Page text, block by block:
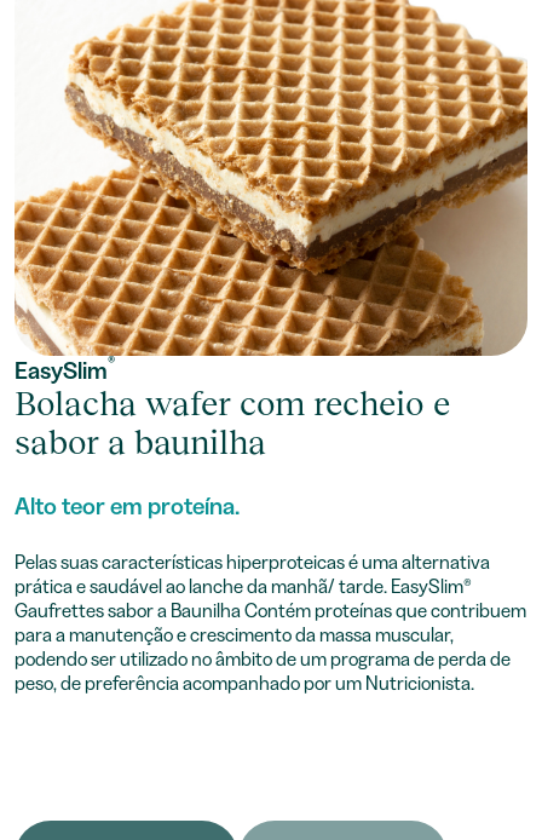
EasySlim®
Bolacha wafer com recheio e
sabor a baunilha
Alto teor em proteína.
Pelas suas características hiperproteicas é uma alternativa
prática e saudável ao lanche da manhã/ tarde. EasySlim®
Gaufrettes sabor a Baunilha Contém proteínas que contribuem
para a manutenção e crescimento da massa muscular,
podendo ser utilizado no âmbito de um programa de perda de
peso, de preferência acompanhado por um Nutricionista.